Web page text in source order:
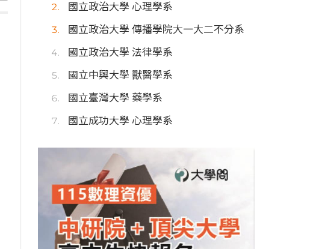
國立政治大學 心理學系
國立政治大學 傳播學院大一大二不分系
國立政治大學 法律學系
國立中興大學 獸醫學系
國立臺灣大學 藥學系
國立成功大學 心理學系